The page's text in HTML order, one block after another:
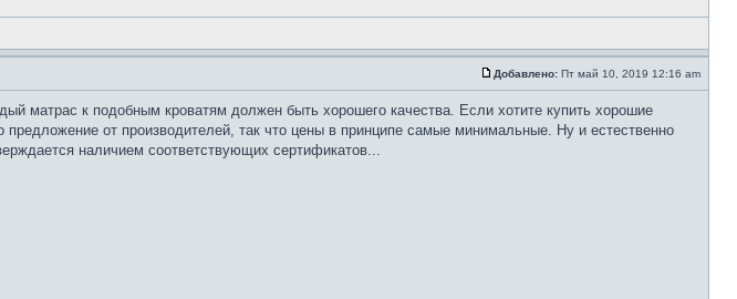
Добавлено: Пт май 10, 2019 12:16 am
матрас к подобным кроватям должен быть хорошего качества. Если хотите купить хорошие
от производителей, так что цены в принципе самые минимальные. Ну и естественно
наличием соответствующих сертификатов...